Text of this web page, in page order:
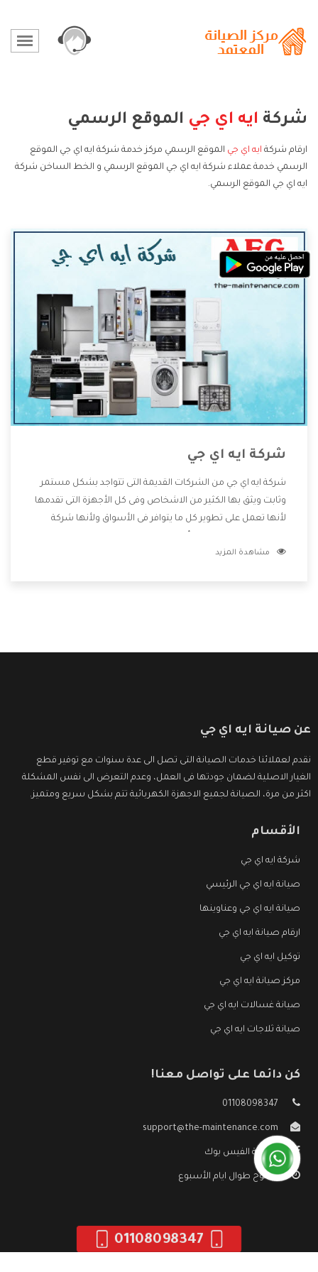
شركة ايه اي جي الموقع الرسمي
ارقام شركة ايه اي جي الموقع الرسمي مركز خدمة شركة ايه اي جي الموقع
الرسمي خدمة عملاء شركة ايه اي جي الموقع الرسمي و الخط الساخن شركة
ايه اي جي الموقع الرسمي.
شركة ايه اي جي
شركة ايه اي جي من الشركات القديمة التى تتواجد بشكل مستمر
وثابت ويثق بها الكثير من الاشخاص وفى كل الأجهزة التى تقدمها
لأنها تعمل على تطوير كل ما يتوافر فى الأسواق ولأنها شركة
وتقدم للعملاء أقوى العروض والخصومات التى تسهل على
مشاهدة المزيد
عن صيانة ايه اي جي
نقدم لعملائنا خدمات الصيانة التى تصل الى عدة سنوات مع توفير قطع
الغيار الاصلية لضمان جودتها فى العمل، وعدم التعرض الى نفس المشكلة
اكثر من مرة، الصيانة لجميع الاجهزة الكهربائية تتم بشكل سريع ومتميز.
الأقسام
شركة ايه اي جي
صيانة ايه اي جي الرئيسي
صيانة ايه اي جي وعناوينها
ارقام صيانة ايه اي جي
توكيل ايه اي جي
مركز صيانة ايه اي جي
صيانة غسالات ايه اي جي
صيانة ثلاجات ايه اي جي
كن دائما على تواصل معنا!
01108098347
support@the-maintenance.com
صفحة الفيس بوك
مفتوح طوال ايام الأسبوع
01108098347